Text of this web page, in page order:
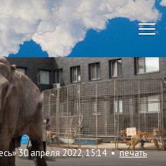
30 апреля 2022, 15:14 •печать